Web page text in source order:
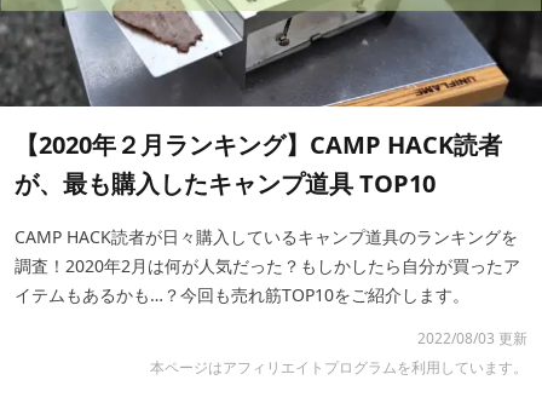
【2020年２月ランキング】CAMP HACK読者
が、最も購入したキャンプ道具 TOP10
CAMP HACK読者が日々購入しているキャンプ道具のランキングを
調査！2020年2月は何が人気だった？もしかしたら自分が買ったア
イテムもあるかも…？今回も売れ筋TOP10をご紹介します。
2022/08/03 更新
本ページはアフィリエイトプログラムを利用しています。